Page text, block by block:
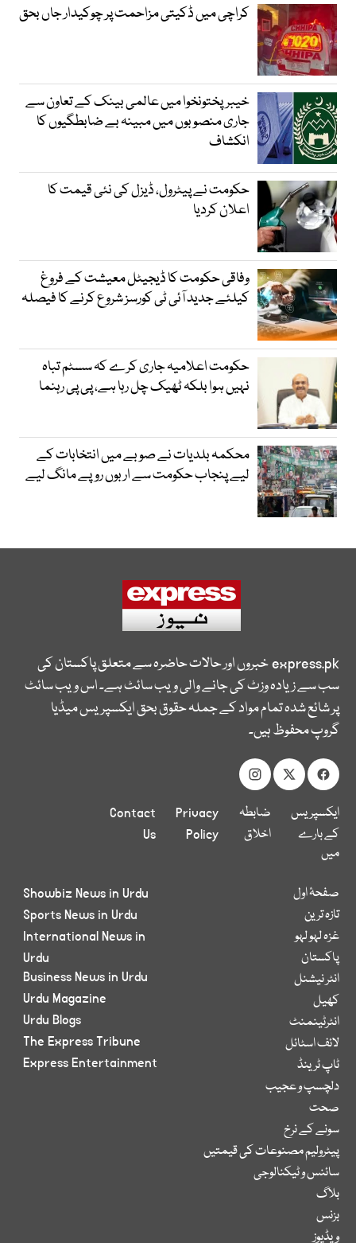
کراچی میں ڈکیتی مزاحمت پر چوکیدار جاں بحق
خیبرپختونخوا میں عالمی بینک کے تعاون سے
جاری منصوبوں میں مبینہ بے ضابطگیوں کا
انکشاف
حکومت نے پیٹرول، ڈیزل کی نئی قیمت کا
اعلان کردیا
وفاقی حکومت کا ڈیجیٹل معیشت کے فروغ
کیلئے جدید آئی ٹی کورسز شروع کرنے کا فیصلہ
حکومت اعلامیہ جاری کرے کہ سسٹم تباہ
نہیں ہوا بلکہ ٹھیک چل رہا ہے، پی پی رہنما
محکمہ بلدیات نے صوبے میں انتخابات کے
لیے پنجاب حکومت سے اربوں روپے مانگ لیے
express.pkخبروں اور حالات حاضرہ سے متعلق پاکستان کی
سب سے زیادہ وزٹ کی جانے والی ویب سائٹ ہے۔ اس ویب سائٹ
پر شائع شدہ تمام مواد کے جملہ حقوق بحق ایکسپریس میڈیا
گروپ محفوظ ہیں۔
ایکسپریس
کے بارے
میں
ضابطہ
اخلاق
Privacy
Policy
Contact
Us
صفحۂ اول
تازہ ترین
غزہ لہو لہو
پاکستان
انٹر نیشنل
کھیل
انٹرٹینمنٹ
لائف اسٹائل
ٹاپ ٹرینڈ
دلچسپ و عجیب
صحت
سونے کے نرخ
پیٹرولیم مصنوعات کی قیمتیں
سائنس و ٹیکنالوجی
بلاگ
بزنس
ویڈیوز
Showbiz News in Urdu
Sports News in Urdu
International News in
Urdu
Business News in Urdu
Urdu Magazine
Urdu Blogs
The Express Tribune
Express Entertainment